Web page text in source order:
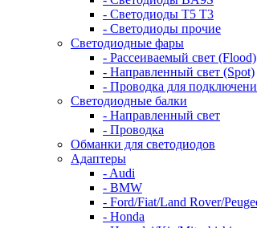
- Светодиоды T5 T3
- Светодиоды прочие
Светодиодные фары
- Рассеиваемый свет (Flood)
- Направленный свет (Spot)
- Проводка для
Светодиодные балки
- Направленный свет
- Проводка
Обманки для светодиодов
Адаптеры
- Audi
- BMW
- Ford/Fiat/Land Rover/
- Honda